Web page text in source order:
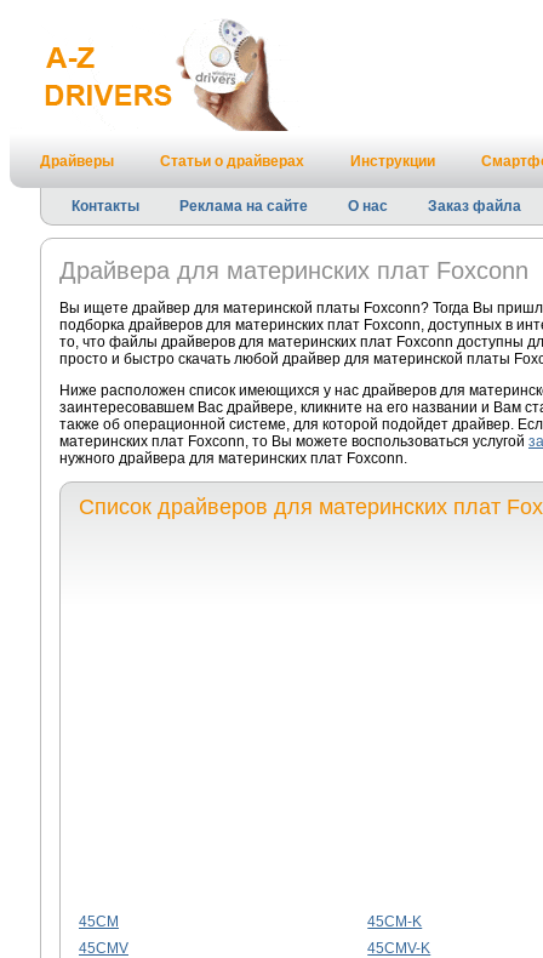
Драйверы Статьи о драйверах Инструкции
Контакты Реклама на сайте О нас Заказ файла
Драйвера для материнских плат Foxconn
Вы ищете драйвер для материнской платы Foxconn? Тогда Вы
подборка драйверов для материнских плат Foxconn, доступных в
то, что файлы драйверов для материнских плат Foxconn доступны
просто и быстро скачать любой драйвер для материнской платы
Ниже расположен список имеющихся у нас драйверов для
заинтересовавшем Вас драйвере, кликните на его названии и Вам
также об операционной системе, для которой подойдет драйвер.
материнских плат Foxconn, то Вы можете воспользоваться услугой
нужного драйвера для материнских плат Foxconn.
Список драйверов для материнских плат
45CM
45CM-K
45CMV
45CMV-K